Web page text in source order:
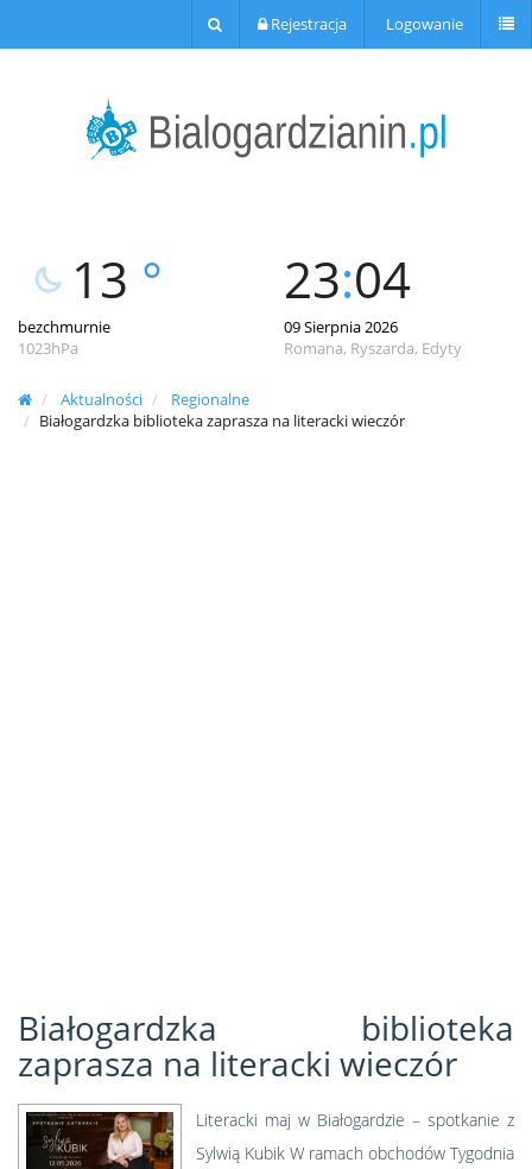
Rejestracja Logowanie
13 °
bezchmurnie
1023hPa
23:04
09 Sierpnia 2026
Romana, Ryszarda, Edyty
Aktualności
Regionalne
Białogardzka biblioteka zaprasza na literacki wieczór
Białogardzka biblioteka
zaprasza na literacki wieczór
Literacki maj w Białogardzie – spotkanie z
Sylwią Kubik W ramach obchodów Tygodnia